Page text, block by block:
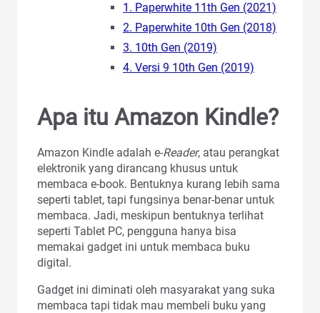
1. Paperwhite 11th Gen (2021)
2. Paperwhite 10th Gen (2018)
3. 10th Gen (2019)
4. Versi 9 10th Gen (2019)
Apa itu Amazon Kindle?
Amazon Kindle adalah e-Reader, atau perangkat
elektronik yang dirancang khusus untuk
membaca e-book. Bentuknya kurang lebih sama
seperti tablet, tapi fungsinya benar-benar untuk
membaca. Jadi, meskipun bentuknya terlihat
seperti Tablet PC, pengguna hanya bisa
memakai gadget ini untuk membaca buku
digital.
Gadget ini diminati oleh masyarakat yang suka
membaca tapi tidak mau membeli buku yang